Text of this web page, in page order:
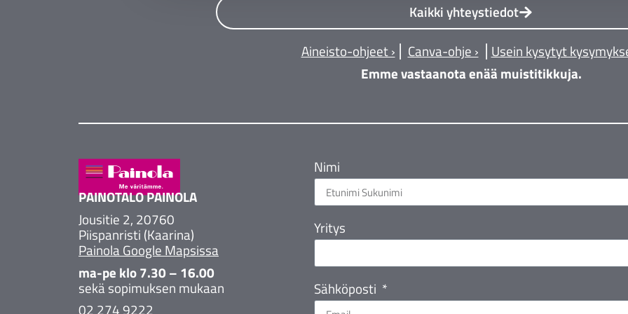
Kaikki yhteystiedot
Aineisto-ohjeet ›
Canva-ohje ›
Usein kysytyt
Emme vastaanota enää muistitikkuja.
PAINOTALO PAINOLA
Jousitie 2, 20760
Piispanristi (Kaarina)
Painola Google Mapsissa
ma-pe klo 7.30 – 16.00
sekä sopimuksen mukaan
02 274 9222
Nimi
Yritys
Sähköposti